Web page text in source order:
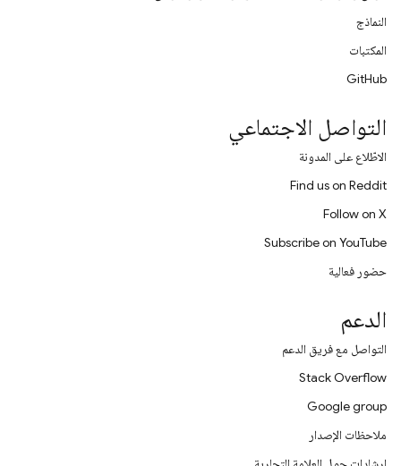
النماذج
المكتبات
GitHub
التواصل الاجتماعي
الاطّلاع على المدونة
Find us on Reddit
Follow on X
Subscribe on YouTube
حضور فعالية
الدعم
التواصل مع فريق الدعم
Stack Overflow
Google group
ملاحظات الإصدار